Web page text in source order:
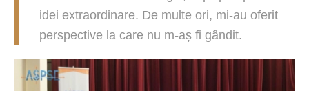
idei extraordinare. De multe ori, mi-au oferit
perspective la care nu m-aș fi gândit.